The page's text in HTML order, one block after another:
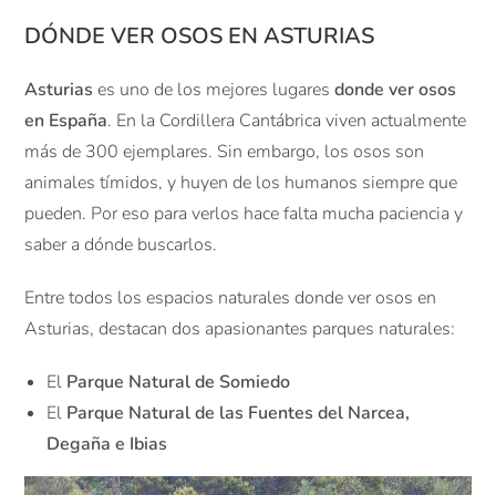
DÓNDE VER OSOS EN ASTURIAS
Asturias es uno de los mejores lugaresdonde ver osos
en España. En la Cordillera Cantábrica viven actualmente
más de 300 ejemplares. Sin embargo, los osos son
animales tímidos, y huyen de los humanos siempre que
pueden. Por eso para verlos hace falta mucha paciencia y
saber a dónde buscarlos.
Entre todos los espacios naturales donde ver osos en
Asturias, destacan dos apasionantes parques naturales:
El Parque Natural de Somiedo
El Parque Natural de las Fuentes del Narcea,
Degaña e Ibias